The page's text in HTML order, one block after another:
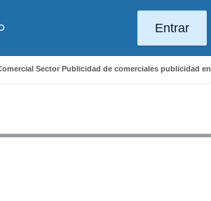
Entrar
Sector Publicidad de comerciales publicidad